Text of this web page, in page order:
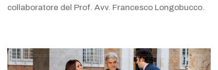
collaboratore del Prof. Avv. Francesco Longobucco.